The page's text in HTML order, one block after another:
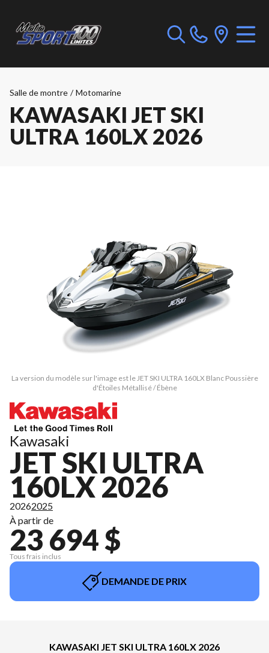
Salle de montre / Motomarine
KAWASAKI JET SKI
ULTRA 160LX 2026
La version du modèle sur l'image est le JET SKI ULTRA 160LX Blanc Poussière
d'Étoiles Métallisé / Ébène
Kawasaki
JET SKI ULTRA
160LX 2026
20262025
À partir de
23 694 $
Tous frais inclus
DEMANDE DE PRIX
KAWASAKI JET SKI ULTRA 160LX 2026